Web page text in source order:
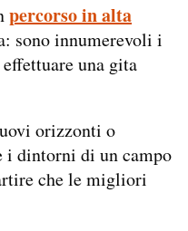
percorso in alta
sono innumerevoli i
una gita
orizzonti o
i dintorni di un campo
che le migliori